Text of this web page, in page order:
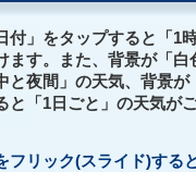
付」をタップすると「1
ます。また、背景が「白
と夜間」の天気、背景が
と「1日ごと」の天気が
フリック(スライド)する